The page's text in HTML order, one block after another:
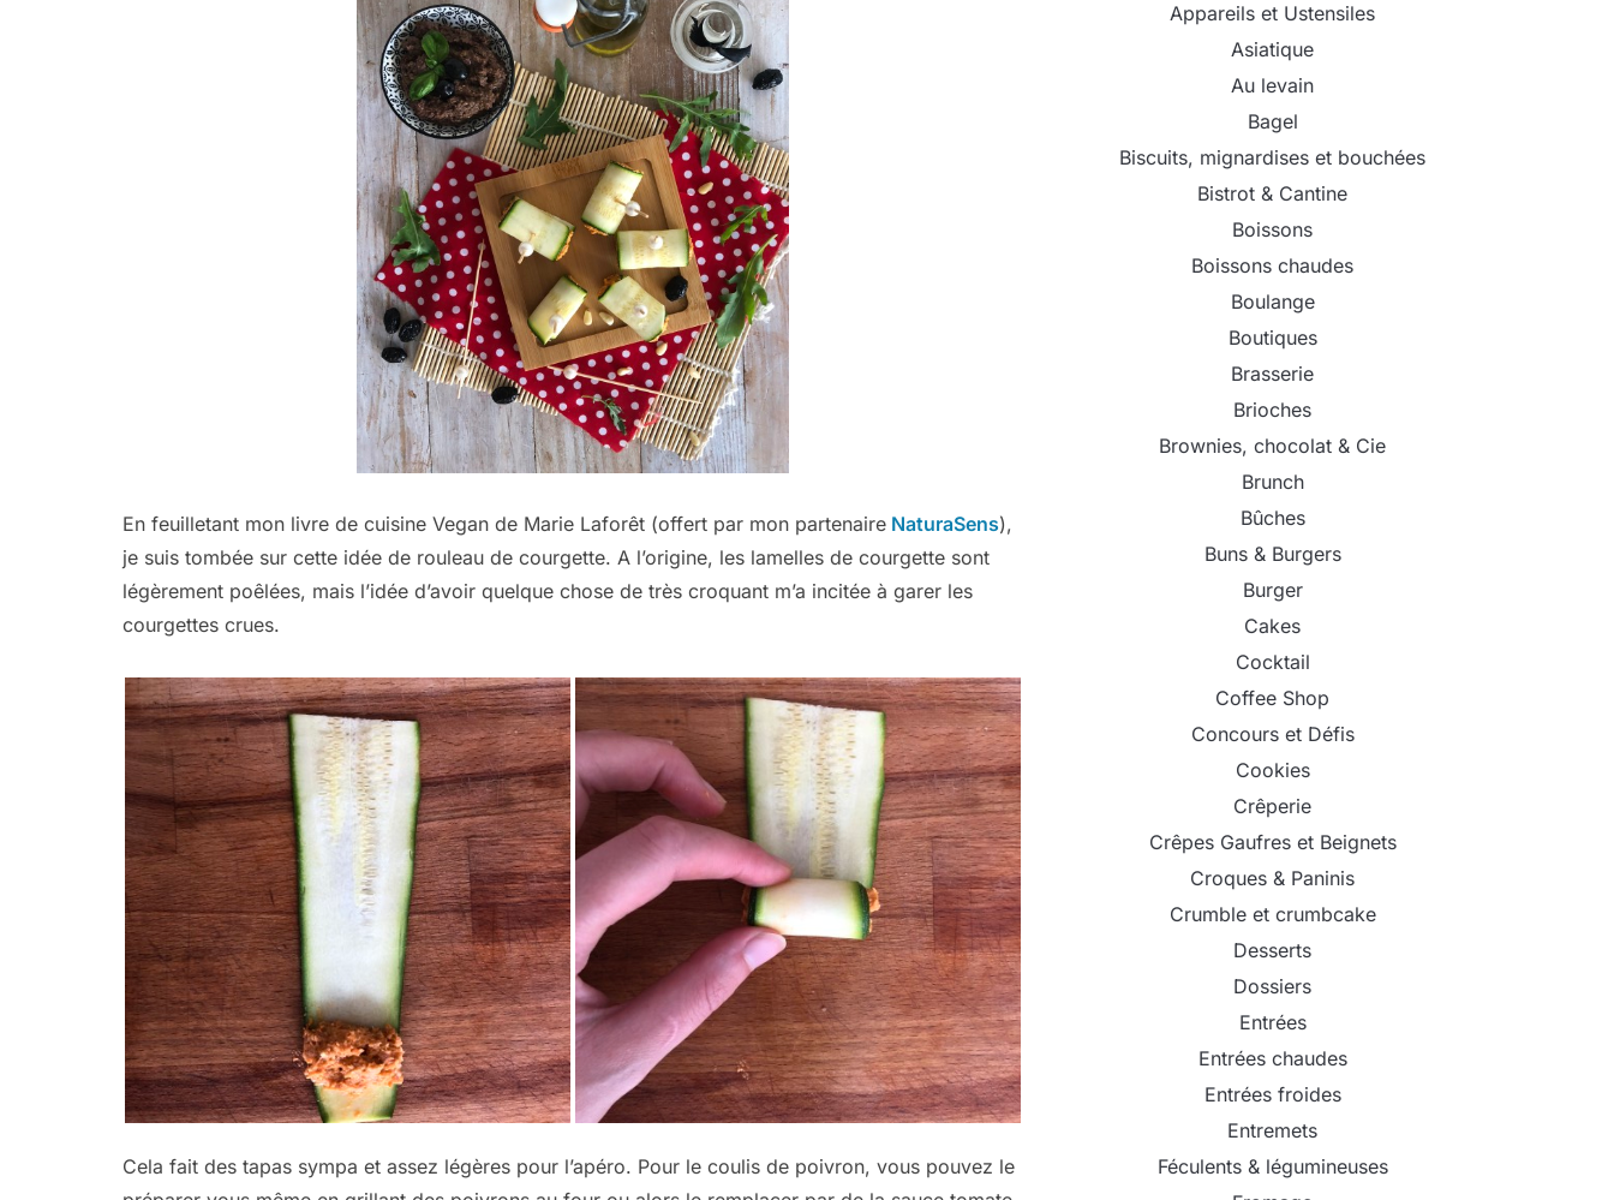
En feuilletant mon livre de cuisine Vegan de Marie Laforêt (offert par mon partenaire NaturaSens),
je suis tombée sur cette idée de rouleau de courgette. A l’origine, les lamelles de courgette sont
légèrement poêlées, mais l’idée d’avoir quelque chose de très croquant m’a incitée à garer les
courgettes crues.
Cela fait des tapas sympa et assez légères pour l’apéro. Pour le coulis de poivron, vous pouvez le
Appareils et Ustensiles
Asiatique
Au levain
Bagel
Biscuits, mignardises et bouchées
Bistrot & Cantine
Boissons
Boissons chaudes
Boulange
Boutiques
Brasserie
Brioches
Brownies, chocolat & Cie
Brunch
Bûches
Buns & Burgers
Burger
Cakes
Cocktail
Coffee Shop
Concours et Défis
Cookies
Crêperie
Crêpes Gaufres et Beignets
Croques & Paninis
Crumble et crumbcake
Desserts
Dossiers
Entrées
Entrées chaudes
Entrées froides
Entremets
Féculents & légumineuses